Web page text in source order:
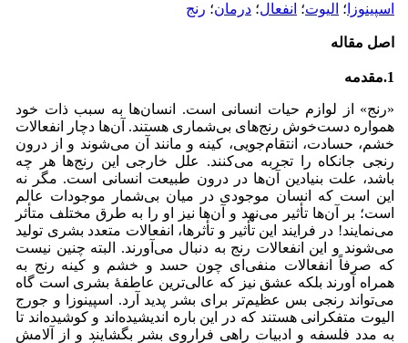
اسپینوزا ؛ الیوت؛ انفعال؛ درمان؛ رنج
اصل مقاله
1. مقدمه
«رنج» از لوازم حیات انسانی است. انسان‌ها به سبب ذات خود
همواره دست‌خوش رنج‌های بی‌شماری هستند. آن‌ها دچار انفعالات
خشم، حسادت، انتقام‌جویی، کینه و مانند آن می‌‌شوند و از درون
رنجی جانکاه را تجربه می‌‌کنند. علل خارجی این رنج‌ها هر چه
باشد، علت بنیادین آن‌ها در درون طبیعت انسانی است. مگر نه
این است که انسان موجودی در میان بی‌شمار موجودات عالم
است؛ بر آن‌ها تأثیر می‌‌نهد و آن‌ها نیز او را به طرق مختلف متأثر
می‌‌نمایند! در فرایند این تأثیر و تأثرها، انفعالات متعدد بشری تولید
می‌شوند و این انفعالات رنج به دنبال می‌‌آورند. البته چنین نیست
که صرفاً انفعالات منفی‌ای چون حسد و خشم و کینه رنج به
همراه آورند بلکه عشق نیز که عالی‌ترین عاطفۀ بشری است گاه
می‌تواند رنجی بس عظیم‌تر برای بشر پدید آرد. اسپینوزا و جورج
الیوت متفکرانی هستند که در این باره اندیشیده‌اند و کوشیده‌اند تا
به مدد فلسفه و ادبیات راهی فراروی بشر بگشایند و از آلامش